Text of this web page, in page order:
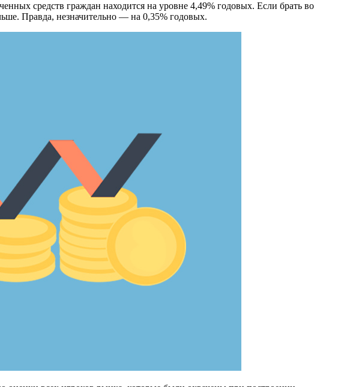
средств граждан находится на уровне 4,49% годовых. Если брать во
Правда, незначительно — на 0,35% годовых.